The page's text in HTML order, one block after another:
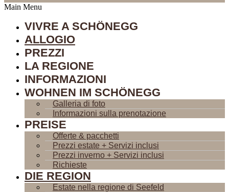
Main Menu
VIVRE A SCHÖNEGG
ALLOGIO
PREZZI
LA REGIONE
INFORMAZIONI
WOHNEN IM SCHÖNEGG
Galleria di foto
Informazioni sulla prenotazione
PREISE
Offerte & pacchetti
Prezzi estate + Servizi inclusi
Prezzi inverno + Servizi inclusi
Richieste
DIE REGION
Estate nella regione di Seefeld